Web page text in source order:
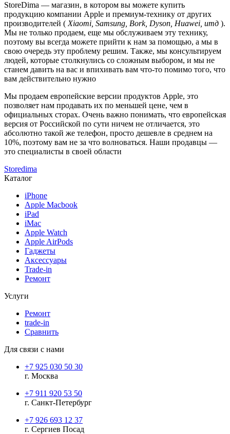
StoreDima — магазин, в котором вы можете купить
продукцию компании Apple и премиум-технику от других
производителей ( Xiaomi, Samsung, Bork, Dyson, Huawei, итд ).
Мы не только продаем, еще мы обслуживаем эту технику,
поэтому вы всегда можете прийти к нам за помощью, а мы в
свою очередь эту проблему решим. Также, мы консультируем
людей, которые столкнулись со сложным выбором, и мы не
станем давить на вас и впихивать вам что-то помимо того, что
вам действительно нужно
Мы продаем европейские версии продуктов Apple, это
позволяет нам продавать их по меньшей цене, чем в
официальных сторах. Очень важно понимать, что европейская
версия от Российской по сути ничем не отличается, это
абсолютно такой же телефон, просто дешевле в среднем на
10%, поэтому вам не за что волноваться. Наши продавцы —
это специалисты в своей области
Storedima
Каталог
iPhone
Apple Macbook
iPad
iMac
Apple Watch
Apple AirPods
Гаджеты
Аксессуары
Trade-in
Ремонт
Услуги
Ремонт
trade-in
Сравнить
Для связи с нами
+7 925 030 50 30
г. Москва
+7 911 920 53 50
г. Санкт-Петербург
+7 926 693 12 37
г. Сергиев Посад